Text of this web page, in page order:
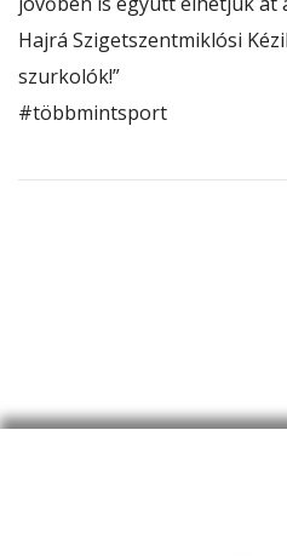
Hajrá Szigetszentmiklósi
szurkolók!”
#többmintsport